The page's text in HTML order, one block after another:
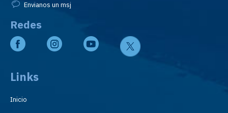
Envianos un msj
Redes
Links
Inicio